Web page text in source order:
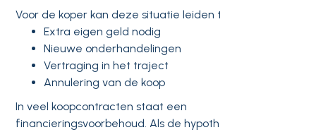
Voor de koper kan deze situatie leiden tot:
Extra eigen geld nodig
Nieuwe onderhandelingen
Vertraging in het traject
Annulering van de koop
In veel koopcontracten staat een
financieringsvoorbehoud. Als de hypotheek niet